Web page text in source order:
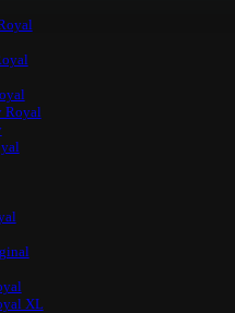
Royal
XL